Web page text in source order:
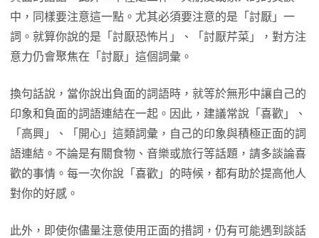
中，同樣要注意這一點。尤其必須要注意的是「討厭」一
詞。就算你說的是「討厭恐怖片」、「討厭芹菜」，對方注
意力仍會聚焦在「討厭」這個詞彙。
換句話說，當你說出負面的詞語時，就等於無形中讓自己的
印象和負面的詞語連結在一起。因此，建議常說「喜歡」、
「高興」、「開心」這類詞彙，自己的印象與積極正面的詞
語連結。不論是有關食物、音樂或旅行等話題，請多談論喜
歡的事情。每一次你說「喜歡」的時候，都有助於提高他人
對你的好感。
此外，即使你儘量注意使用正面的措詞，仍有可能遇到談話